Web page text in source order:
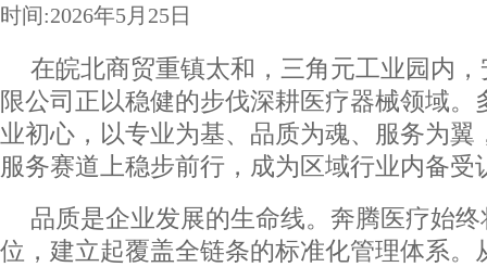
时间:2026年5月25日
在皖北商贸重镇太和，三角元工业园内
限公司正以稳健的步伐深耕医疗器械领域。
业初心，以专业为基、品质为魂、服务为翼
服务赛道上稳步前行，成为区域行业内备受
品质是企业发展的生命线。奔腾医疗始
位，建立起覆盖全链条的标准化管理体系。